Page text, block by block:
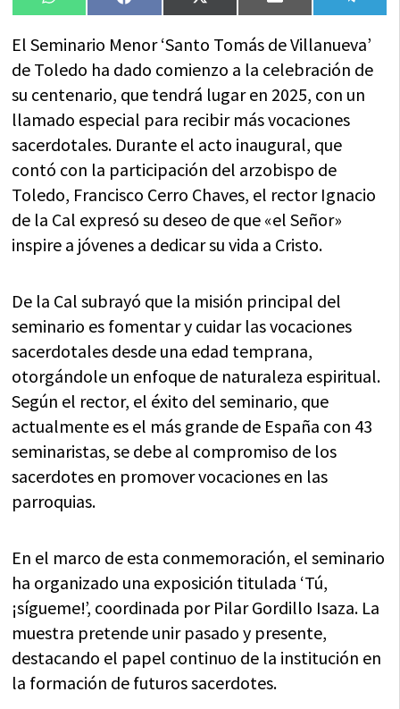
en
WhatsApp
en
Facebook
en
X
(Twitter) en
Email
en
El Seminario Menor ‘Santo Tomás de Villanueva’
de Toledo ha dado comienzo a la celebración de
su centenario, que tendrá lugar en 2025, con un
llamado especial para recibir más vocaciones
sacerdotales. Durante el acto inaugural, que
contó con la participación del arzobispo de
Toledo, Francisco Cerro Chaves, el rector Ignacio
de la Cal expresó su deseo de que «el Señor»
inspire a jóvenes a dedicar su vida a Cristo.
De la Cal subrayó que la misión principal del
seminario es fomentar y cuidar las vocaciones
sacerdotales desde una edad temprana,
otorgándole un enfoque de naturaleza espiritual.
Según el rector, el éxito del seminario, que
actualmente es el más grande de España con 43
seminaristas, se debe al compromiso de los
sacerdotes en promover vocaciones en las
parroquias.
En el marco de esta conmemoración, el seminario
ha organizado una exposición titulada ‘Tú,
¡sígueme!’, coordinada por Pilar Gordillo Isaza. La
muestra pretende unir pasado y presente,
destacando el papel continuo de la institución en
la formación de futuros sacerdotes.